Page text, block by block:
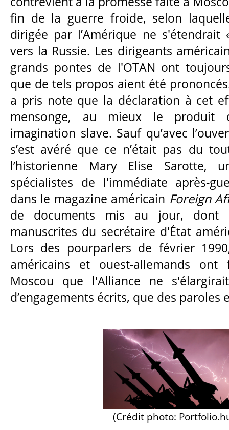
fin de la guerre froide, selon
dirigée par l’Amérique ne
vers la Russie. Les dirigeants
grands pontes de l'OTAN ont
que de tels propos aient été
a pris note que la déclaration à cet
mensonge, au mieux le produit
imagination slave. Sauf qu’avec
s’est avéré que ce n’était pas du
l’historienne Mary Elise Sarotte,
spécialistes de l'immédiate après-
dans le magazine américain Foreign
de documents mis au jour, dont
manuscrites du secrétaire d'État
Lors des pourparlers de février
américains et ouest-allemands
Moscou que l'Alliance ne
d’engagements écrits, que des paroles
(Crédit photo: